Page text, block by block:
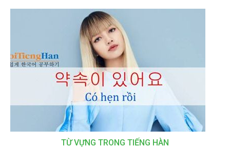
TỪ VỰNG TRONG TIẾNG HÀN